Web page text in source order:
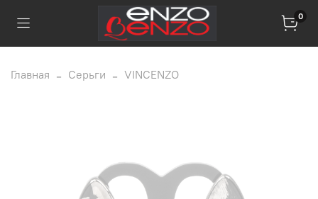
0
Главная Серьги VINCENZO